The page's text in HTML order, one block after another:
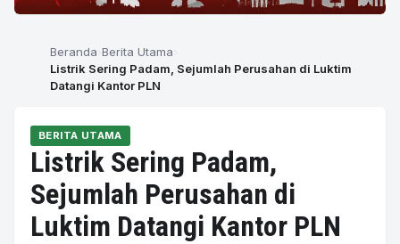
Beranda Berita Utama
Listrik Sering Padam, Sejumlah Perusahan di Luktim
Datangi Kantor PLN
BERITA UTAMA
Listrik Sering Padam,
Sejumlah Perusahan di
Luktim Datangi Kantor PLN